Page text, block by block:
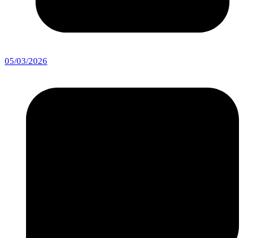
05/03/2026